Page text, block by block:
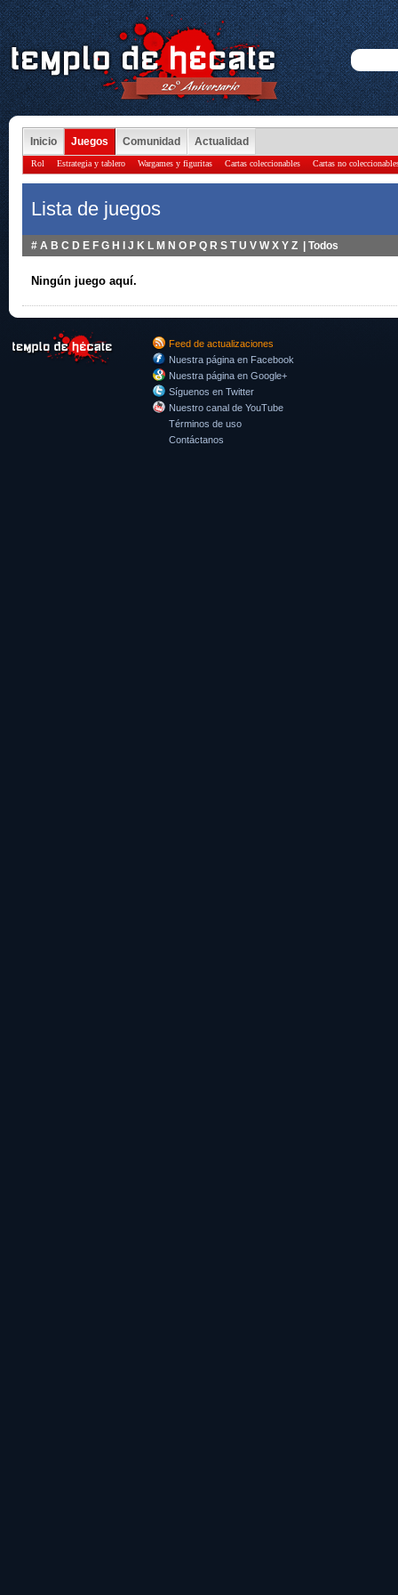
Inicio Juegos Comunidad Actualidad
Rol Estrategia y tablero Wargames y figuritas Cartas coleccionables Cartas no
Lista de juegos
# A B C D E F G H J K L M N O P Q R S T U V W X Y Z Todos
Ningún juego aquí.
Feed de actualizaciones
Nuestra página en Facebook
Nuestra página en Google+
Síguenos en Twitter
Nuestro canal de YouTube
Términos de uso
Contáctanos